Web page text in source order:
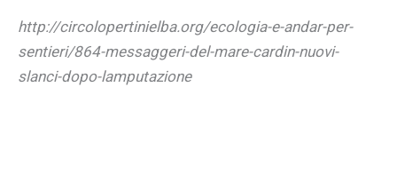
http://circolopertinielba.org/ecologia-e-andar-per-
sentieri/864-messaggeri-del-mare-cardin-nuovi-
slanci-dopo-lamputazione